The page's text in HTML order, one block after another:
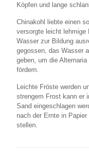
Köpfen und lange
Chinakohl liebte einen
versorgte leicht lehmige
Wasser zur Bildung
gegossen, das Wasser
geben, um die
fördern.
Leichte Fröste werden
strengem Frost kann er
Sand eingeschlagen
nach der Ernte in
stellen.